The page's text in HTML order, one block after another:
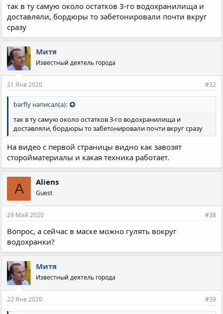
так в ту самую около остатков 3-го водохранилища и
доставляли, бордюры то забетонировали почти вкруг
сразу
Митя
Известный деятель города
21 Янв 2020 #32
barfly написал(а):
так в ту самую около остатков 3-го водохранилища и
доставляли, бордюры то забетонировали почти вкруг сразу
На видео с первой страницы видно как завозят
сторойматериалы и какая техника работает.
A Aliens
Guest
29 Май 2020 #38
Вопрос, а сейчас в маске можно гулять вокруг
водохранки?
Митя
Известный деятель города
22 Янв 2020 #39